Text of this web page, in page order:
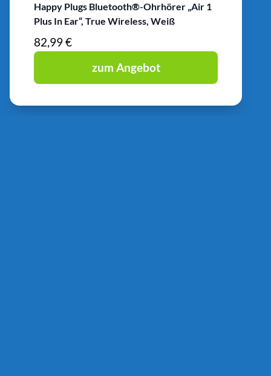
Happy Plugs Bluetooth®-Ohrhörer „Air 1
Plus In Ear“, True Wireless, Weiß
82,99 €
zum Angebot